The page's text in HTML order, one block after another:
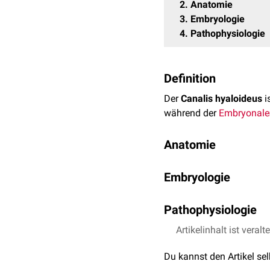
2 Anatomie
3 Embryologie
4 Pathophysiologie
Definition
DerCanalis hyaloideus
während der
Anatomie
anliegt. Er zieht nach
Embryologie
und der Glaskörper
und hinterlässt den
Pathophysiologie
In seltenen Fällen
Artikelinhalt ist
Du kannst den Artikel